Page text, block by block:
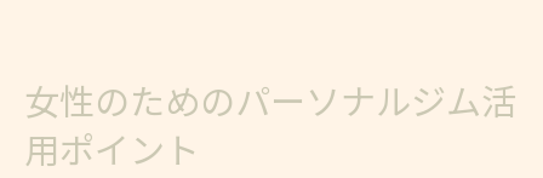
女性のためのパーソナルジム活
用ポイント